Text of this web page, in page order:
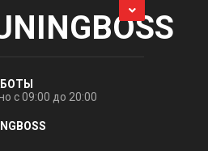
с 09:00 до 20:00